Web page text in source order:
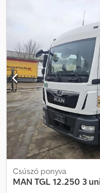
Csúszó ponyva
MAN TGL 12.250 3